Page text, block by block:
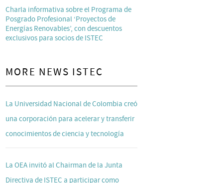
Charla informativa sobre el Programa de
Posgrado Profesional ‘Proyectos de
Energías Renovables’, con descuentos
exclusivos para socios de ISTEC
MORE NEWS ISTEC
La Universidad Nacional de Colombia creó
una corporación para acelerar y transferir
conocimientos de ciencia y tecnología
La OEA invitó al Chairman de la Junta
Directiva de ISTEC a participar como